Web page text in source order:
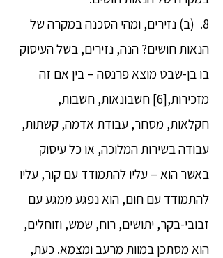
8. (ב) נזירים, ומהי הסכנה במקרה של
הנאות חושים? הנה, נזירים, בשל העיסוק
בו בן-שבט מוצא פרנסה – בין אם זה
מזכירות,[6] חשבונאות, חשבות,
חקלאות, מסחר, עבודת אדמה, קשתות,
עבודה בשירות המלוכה, או כל עיסוק
באשר הוא – עליו להתמודד עם קור, עליו
להתמודד עם חום, הוא נפגע ממגע עם
זבובי-בקר, יתושים, רוח, שמש, וזוחלים,
הוא מסתכן במוות מרעב ומצמא. כעת,